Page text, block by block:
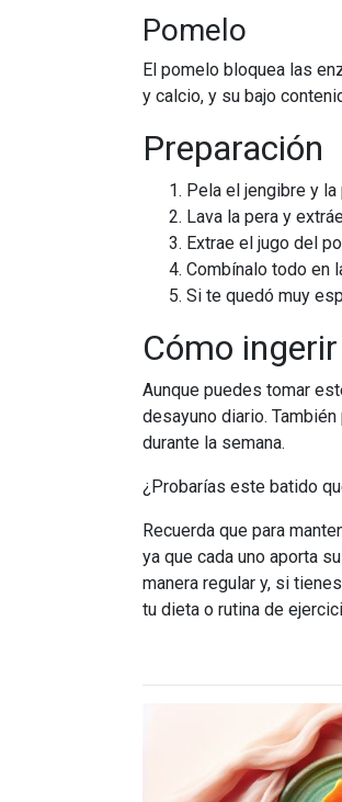
Pomelo
El pomelo bloquea las
y calcio, y su bajo
Preparación
Pela el jengibre y la
Lava la pera y
Extrae el jugo del
Combínalo todo en
Si te quedó muy
Cómo ingerir
Aunque puedes tomar
desayuno diario.
durante la semana.
¿Probarías este batido
Recuerda que para
ya que cada uno aporta
manera regular y, si
tu dieta o rutina de